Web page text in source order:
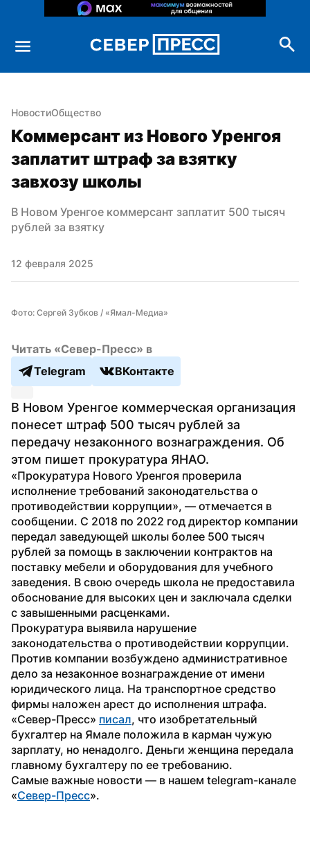
НовостиОбщество
Коммерсант из Нового Уренгоя
заплатит штраф за взятку
завхозу школы
В Новом Уренгое коммерсант заплатит 500 тысяч
рублей за взятку
12 февраля 2025
Фото: Сергей Зубков / «Ямал-Медиа»
Читать «Север-Пресс» в
Telegram
ВКонтакте
В Новом Уренгое коммерческая организация
понесет штраф 500 тысяч рублей за
передачу незаконного вознаграждения. Об
этом пишет прокуратура ЯНАО.
«Прокуратура Нового Уренгоя проверила
исполнение требований законодательства о
противодействии коррупции», — отмечается в
сообщении. С 2018 по 2022 год директор компании
передал заведующей школы более 500 тысяч
рублей за помощь в заключении контрактов на
поставку мебели и оборудования для учебного
заведения. В свою очередь школа не предоставила
обоснование для высоких цен и заключала сделки
с завышенными расценками.
Прокуратура выявила нарушение
законодательства о противодействии коррупции.
Против компании возбуждено административное
дело за незаконное вознаграждение от имени
юридического лица. На транспортное средство
фирмы наложен арест до исполнения штрафа.
«Север-Пресс» писал, что изобретательный
бухгалтер на Ямале положила в карман чужую
зарплату, но ненадолго. Деньги женщина передала
главному бухгалтеру по ее требованию.
Самые важные новости — в нашем telegram-канале
«Север-Пресс».